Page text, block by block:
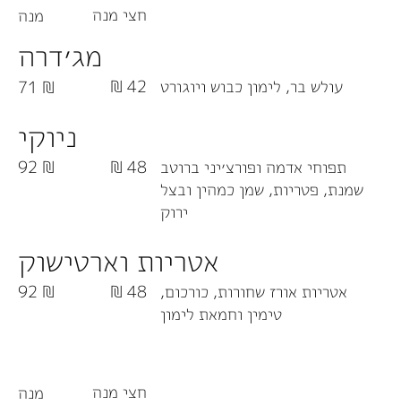
מג׳דרה
עולש בר, לימון כבוש ויוגורט 71 ₪ 42 ₪
ניוקי
תפוחי אדמה ופורצ׳יני ברוטב
שמנת, פטריות, שמן כמהין ובצל
ירוק
92 ₪ 48 ₪
אטריות וארטישוק
אטריות אורז שחורות, כורכום,
טימין וחמאת לימון
92 ₪ 48 ₪
מנה חצי מנה
מנה חצי מנה